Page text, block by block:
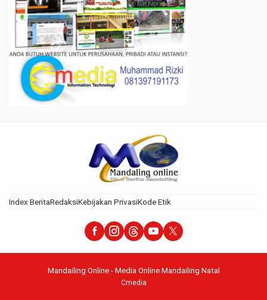
Index BeritaRedaksiKebijakan PrivasiKode Etik
Mandailing Online - Media Online Mandailing Natal
Cmedia